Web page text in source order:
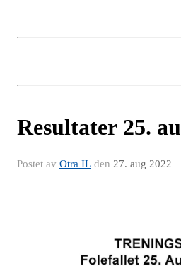
Resultater 25.
Postet av Otra IL den 27. aug 2022